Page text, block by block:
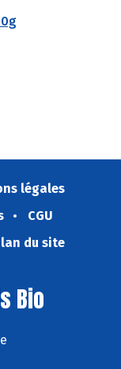
légales
CGU
du site
Bio